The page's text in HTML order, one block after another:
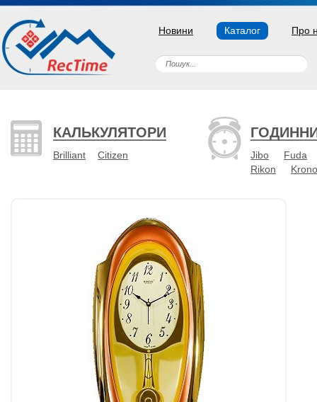
Новини Каталог Про
КАЛЬКУЛЯТОРИ
Brilliant Citizen Jibo
Fuda
Rikon